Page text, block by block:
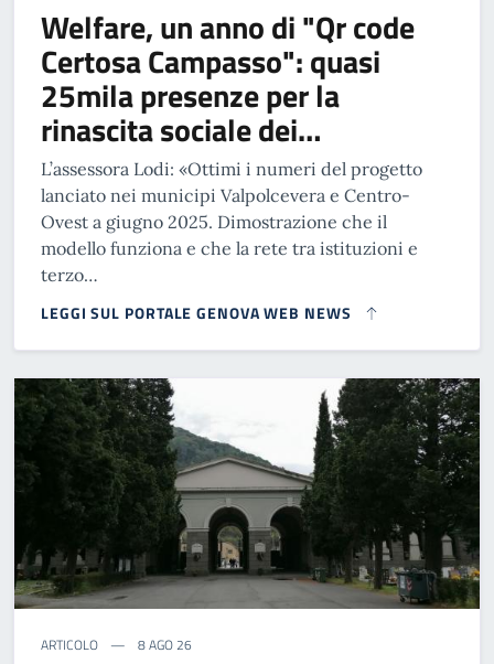
Welfare, un anno di "Qr code
Certosa Campasso": quasi
25mila presenze per la
rinascita sociale dei…
L’assessora Lodi: «Ottimi i numeri del progetto
lanciato nei municipi Valpolcevera e Centro-
Ovest a giugno 2025. Dimostrazione che il
modello funziona e che la rete tra istituzioni e
terzo…
LEGGI SUL PORTALE GENOVA WEB NEWS
ARTICOLO 8 AGO 26